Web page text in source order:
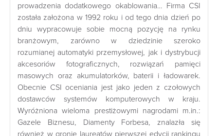
prowadzenia dodatkowego okablowania… Firma CSI
została założona w 1992 roku i od tego dnia dzień po
dniu wypracowuje sobie mocną pozycję na rynku
branżowym, zarówno w dziedzinie szeroko
rozumianej automatyki przemysłowej, jak i dystrybucji
akcesoriów fotograficznych, rozwiązań pamięci
masowych oraz akumulatorków, baterii i ładowarek.
Obecnie CSI oceniania jest jako jeden z czołowych
dostawców systemów komputerowych w kraju.
Wyróżniona wieloma prestiżowymi nagrodami m.in.:
Gazele Biznesu, Diamenty Forbesa, znalazła się